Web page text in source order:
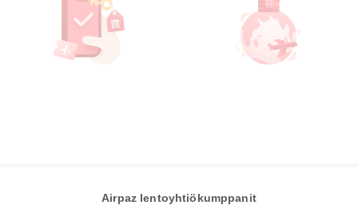
Airpaz lentoyhtiökumppanit